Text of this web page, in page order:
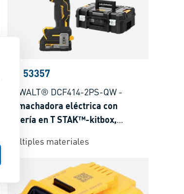
BN 53357
DEWALT® DCF414-2PS-QW -
Remachadora eléctrica con
batería en T STAK™-kitbox,
Múltiples materiales